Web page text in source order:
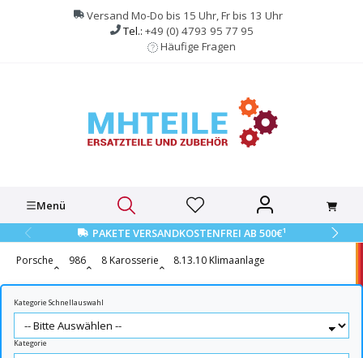
springen
Versand Mo-Do bis 15 Uhr, Fr bis 13 Uhr
Tel.: +49 (0) 4793 95 77 95
Häufige Fragen
Menü
PAKETE VERSANDKOSTENFREI AB 500€1
Porsche 986 8 Karosserie 8.13.10 Klimaanlage
Kategorie Schnellauswahl
Kategorie